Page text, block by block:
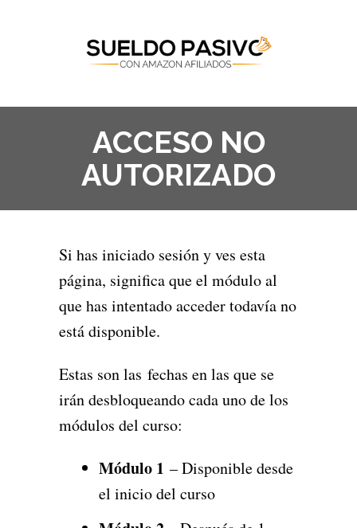
ACCESO NO
AUTORIZADO
Si has iniciado sesión y ves esta
página, significa que el módulo al
que has intentado acceder todavía no
está disponible.
Estas son las fechas en las que se
irán desbloqueando cada uno de los
módulos del curso:
Módulo 1 – Disponible desde
el inicio del curso